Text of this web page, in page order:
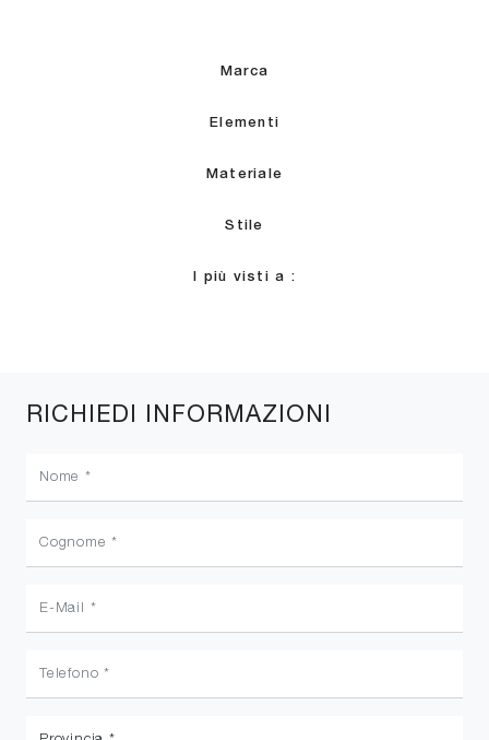
Marca
Elementi
Materiale
Stile
I più visti a :
RICHIEDI INFORMAZIONI